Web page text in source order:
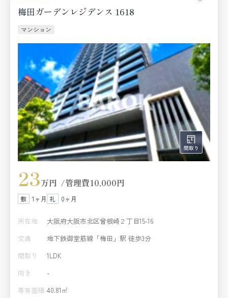
梅田ガーデンレジデンス 1618
マンション
23万円 管理費10,000円
1ヶ月 0ヶ月
所在地
大阪府大阪市北区曾根崎２丁目15-16
交通
地下鉄御堂筋線「梅田」駅 徒歩3分
間取り
1LDK
向き
-
専有面積 40.81㎡